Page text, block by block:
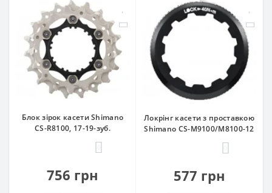
Блок зірок касети Shimano
CS-R8100, 17-19-зуб.
756 грн
Локрінг касети з проставкою
Shimano CS-M9100/M8100-12
577 грн